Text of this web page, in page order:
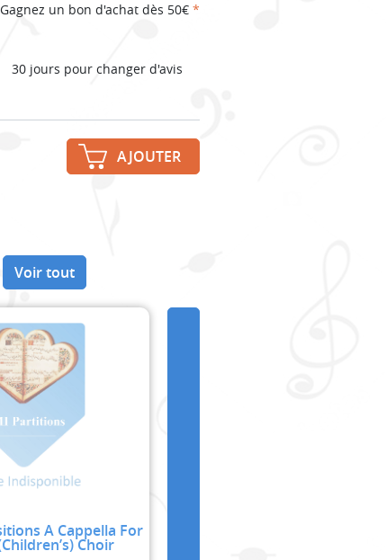
Gagnez un bon d'achat dès 50€ *
30 jours pour changer d'avis
AJOUTER
Voir tout
A Cappella For
Choir